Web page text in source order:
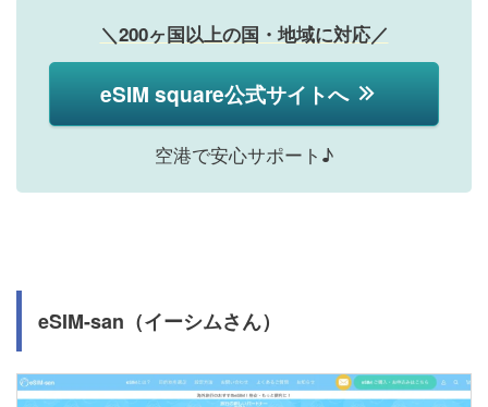
＼200ヶ国以上の国・地域に対応／
eSIM square公式サイトへ
空港で安心サポート♪
eSIM-san（イーシムさん）